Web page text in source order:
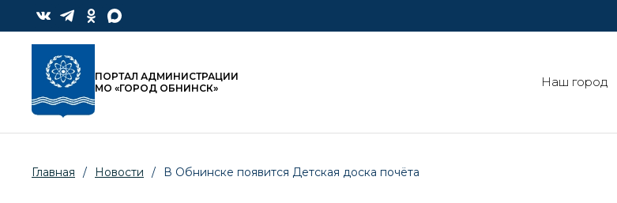
ПОРТАЛ АДМИНИСТРАЦИИ
МО «ГОРОД ОБНИНСК»
Наш город
Главная / Новости / В Обнинске появится Детская доска почёта